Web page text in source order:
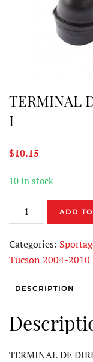
TERMINAL
I
$10.15
10 in stock
TERMINAL
DE
DIRECCION
TRE17614-
quantity
ADD
Categories:
Tucson 2004-2010
DESCRIPTION
TERMINAL DE